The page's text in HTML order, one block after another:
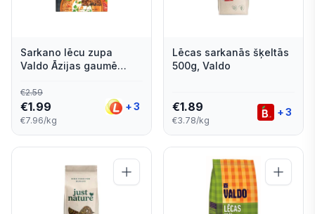
Sarkano lēcu zupa
Valdo Āzijas gaumē
€2.59
€1.99
€7.96/kg
+3
Lēcas sarkanās šķeltās
500g, Valdo
€1.89
€3.78/kg
+3